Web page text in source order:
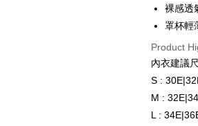
Cathay
HSBC
Union
Yuanta
E.SUN
Taishin
Apple Pay
JKOPAY
ATM
裸感透
罩杯輕
Product
內衣建議
S :
M :
L :